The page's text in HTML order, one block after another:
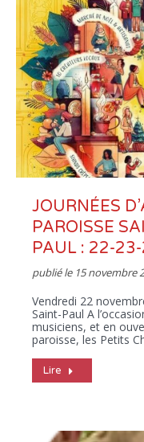
JOURNÉES
PAROISSE
PAUL : 22-
publié le 15 novembre
Vendredi 22
Saint-Paul A
musiciens, et en
paroisse, les Petits
Lire